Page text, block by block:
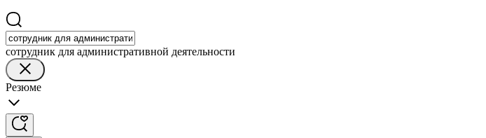
сотрудник для административной деятельности
Резюме